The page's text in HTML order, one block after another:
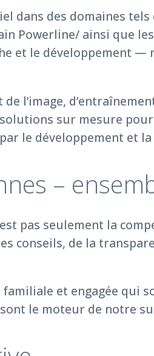
dans des domaines
Powerline/ ainsi que
et le développement
l’image,
sur mesure pour
le développement et
–
pas seulement la
conseils, de la
et engagée qui
le moteur de notre